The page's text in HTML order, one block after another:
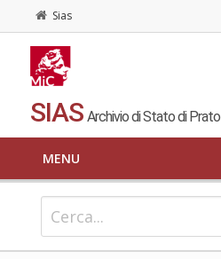
Sias
SIAS Archivio di Stato di Prato
MENU